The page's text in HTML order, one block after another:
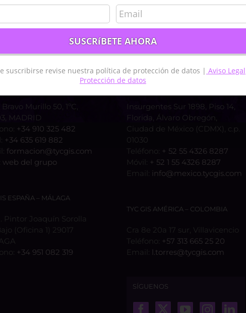
Murillo 50, 1ºC,
MADRID
+34 910 325 482
+34 635 619 882
formacion@tycgis.com
web del grupo
ESPAÑA – MÁLAGA
Pintor Joaquín Sorolla
(Oficina 1) 29017
+34 951 082 319
TYC GIS AMÉRICA – MÉXICO
Insurgentes Sur 1898, Piso 14,
Florida, Álvaro Obregón,
Ciudad de México (CDMX), c.p.
01030
Teléfono: + 52 55 4326 8287
Móvil: + 52 1 55 4326 8287
Email: info@mexico.tycgis.com
TYC GIS AMÉRICA – COLOMBIA
Cra 8e 20a 17 sur, Villavicencio
Teléfono: +57 313 665 25 20
Email: l.torres@tycgis.com
SÍGUENOS
suscribirse revise nuestra política de protección de datos | Aviso Legal
Protección de datos